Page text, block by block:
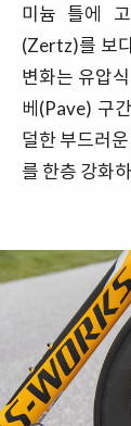
미늄 틀에
(Zertz)를 보
변화는 유압
베(Pave) 구
덜한 부드러
를 한층 강화